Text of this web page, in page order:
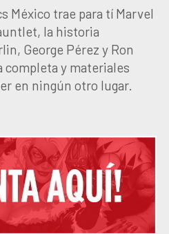
México trae para tí Marvel
la historia
George Pérez y Ron
completa y materiales
en ningún otro lugar.